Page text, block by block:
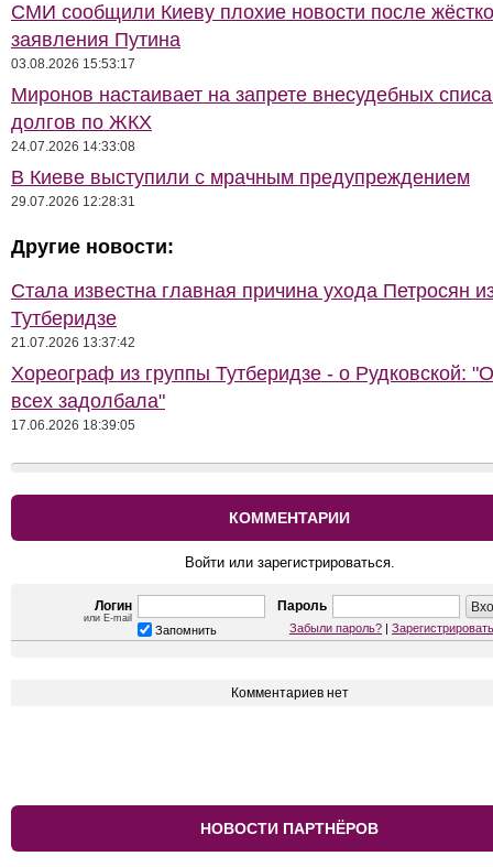
СМИ сообщили Киеву плохие новости после
заявления Путина
03.08.2026 15:53:17
Миронов настаивает на запрете внесудебных
долгов по ЖКХ
24.07.2026 14:33:08
В Киеве выступили с мрачным предупреждением
29.07.2026 12:28:31
Другие новости:
Стала известна главная причина ухода Петросян
Тутберидзе
21.07.2026 13:37:42
Хореограф из группы Тутберидзе - о Рудковской:
всех задолбала"
17.06.2026 18:39:05
КОММЕНТАРИИ
Войти или зарегистрироваться.
Логин
или E-mail
Пароль
Запомнить Забыли пароль? |
Комментариев нет
НОВОСТИ ПАРТНЁРОВ